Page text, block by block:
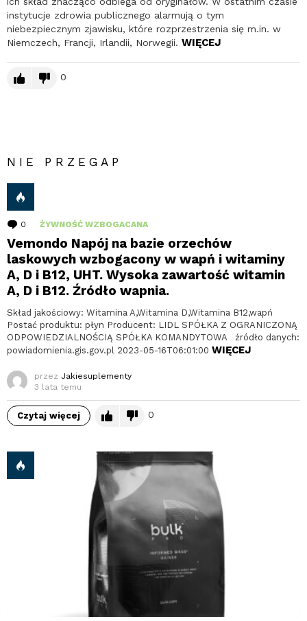
instytucje zdrowia publicznego alarmują o tym
niebezpiecznym zjawisku, które rozprzestrzenia się m.in. w
Niemczech, Francji, Irlandii, Norwegii. WIĘCEJ
0
NIE PRZEGAP
0 komentarzy
ŻYWNOŚĆ WZBOGACANA
Vemondo Napój na bazie orzechów
laskowych wzbogacony w wapń i witaminy
A, D i B12, UHT. Wysoka zawartość witamin
A, D i B12. Źródło wapnia.
Skład jakościowy: Witamina A,Witamina D,Witamina B12,wapń
Postać produktu: płyn Producent: LIDL SPÓŁKA Z OGRANICZONĄ
ODPOWIEDZIALNOŚCIĄ SPÓŁKA KOMANDYTOWA źródło danych:
powiadomienia.gis.gov.pl 2023-05-16T06:01:00 WIĘCEJ
przez Jakiesuplementy
3 lata temu
Czytaj więcej 0